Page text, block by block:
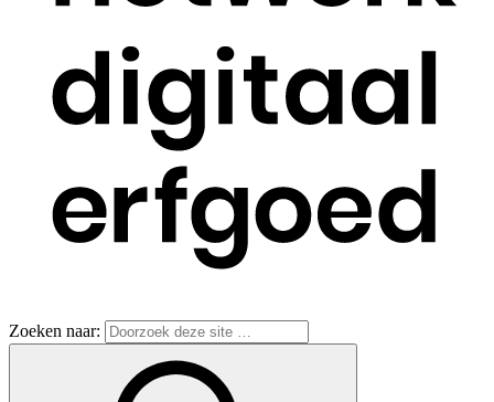
Zoeken naar: